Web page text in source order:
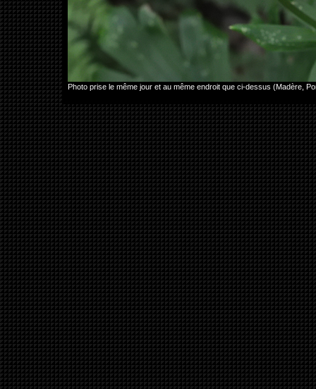
Photo prise le même jour et au même endroit que ci-dessus (Madère,